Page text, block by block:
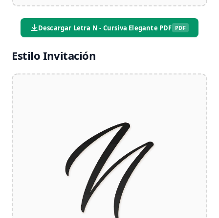
Descargar Letra N - Cursiva Elegante PDF PDF
Estilo Invitación